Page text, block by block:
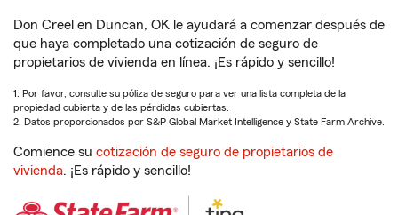
Don Creel en Duncan, OK le ayudará a comenzar después de
que haya completado una cotización de seguro de
propietarios de vivienda en línea. ¡Es rápido y sencillo!
1. Por favor, consulte su póliza de seguro para ver una lista completa de la
propiedad cubierta y de las pérdidas cubiertas.
2. Datos proporcionados por S&P Global Market Intelligence y State Farm Archive.
Comience su cotización de seguro de propietarios de
vivienda. ¡Es rápido y sencillo!